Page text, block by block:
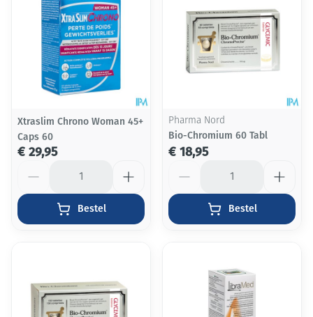
Xtraslim Chrono Woman 45+
Caps 60
€ 29,95
Bestel
Pharma Nord
Bio-Chromium 60 Tabl
€ 18,95
Bestel